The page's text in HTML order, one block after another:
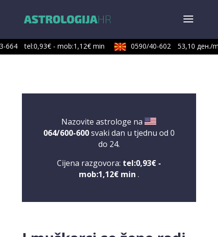
664 tel:0,93€ - mob:1,12€ min 0590/40-602 53,10 ден./
Nazovite astrologe na
064/600-600svaki dan u tjednu od 0
do 24.
Cijena razgovora: tel:0,93€ -
mob:1,12€ min .